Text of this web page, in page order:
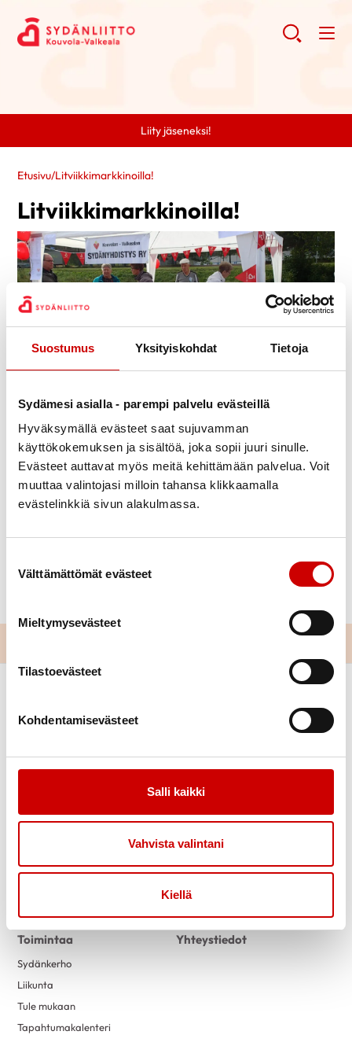
Suostumus Yksityiskohdat Tietoja
Sydämesi asialla - parempi palvelu evästeillä
Hyväksymällä evästeet saat sujuvamman
käyttökokemuksen ja sisältöä, joka sopii juuri sinulle.
Evästeet auttavat myös meitä kehittämään palvelua. Voit
muuttaa valintojasi milloin tahansa klikkaamalla
evästelinkkiä sivun alakulmassa.
Välttämättömät evästeet
Mieltymysevästeet
Tilastoevästeet
Kohdentamisevästeet
Salli kaikki
Vahvista valintani
Kiellä
Liity jäseneksi!
Etusivu/Litviikkimarkkinoilla!
Litviikkimarkkinoilla!
Jaa Whatsapp
Jaa Facebook
Jaa TwitterJaa Linkedin
Jaa EmailJaa Print
Litviikkimarkkinat-Valkeala
Litviikkimarkkinoilla olemme perinteisesti olleet
mukana esittelemässä
menossa mukana.Vuosien rutiinilla junailtu
Link to facebook
Link to twitter
Link to instagram
Link to youtube
Vertaistuki
Toimintaa
Sydänkerho
Liikunta
Tule mukaan
Tapahtumakalenteri
Yhteystiedot